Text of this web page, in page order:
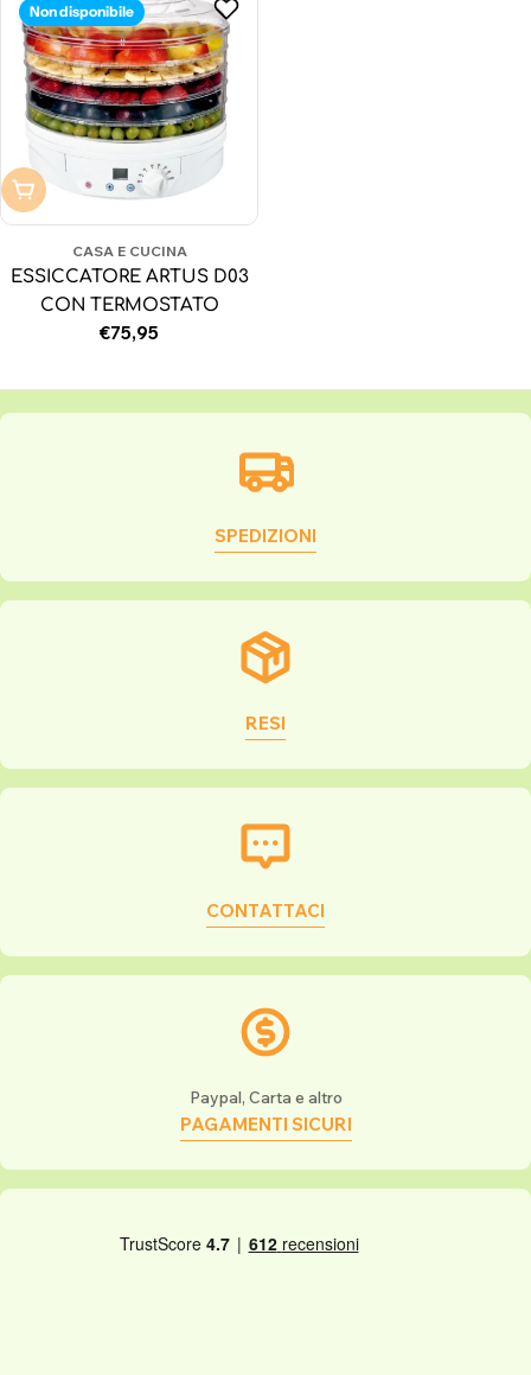
Non disponibile
Non disponibile
CASA E CUCINA
ESSICCATORE ARTUS D03
CON TERMOSTATO
Prezzo
€75,95
SPEDIZIONI
RESI
CONTATTACI
Paypal, Carta e altro
PAGAMENTI SICURI